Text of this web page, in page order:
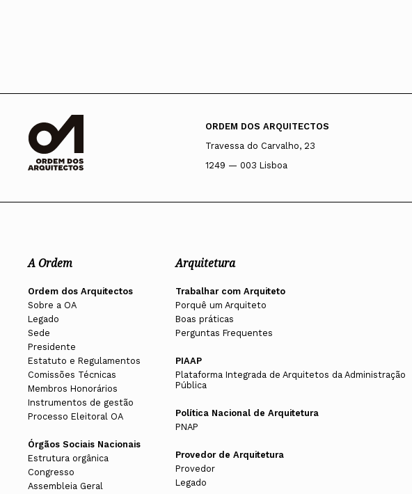
ORDEM DOS ARQUITECTOS
Travessa do Carvalho, 23
1249 — 003 Lisboa
A Ordem
Ordem dos Arquitectos
Sobre a OA
Legado
Sede
Presidente
Estatuto e Regulamentos
Comissões Técnicas
Membros Honorários
Instrumentos de gestão
Processo Eleitoral OA
Órgãos Sociais Nacionais
Estrutura orgânica
Congresso
Assembleia Geral
Arquitetura
Trabalhar com Arquiteto
Porquê um Arquiteto
Boas práticas
Perguntas Frequentes
PIAAP
Plataforma Integrada de Arquitetos da Administração
Pública
Política Nacional de Arquitetura
PNAP
Provedor de Arquitetura
Provedor
Legado